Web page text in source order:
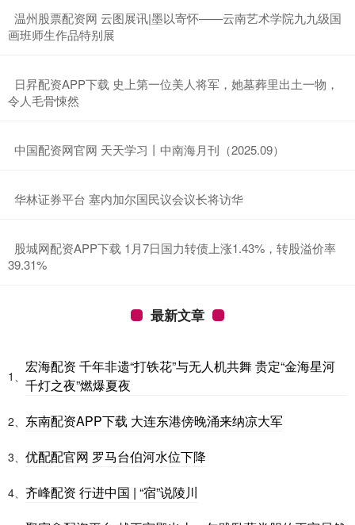
​温州股票配资网 云图展讯|墨以寄怀——云南艺术学院九九级国
画班师生作品特别展
​日昇配资APP下载 史上第一位美人将军，她墓葬里出土一物，
令人毛骨悚然
​中国配资网官网 天天学习丨中南海月刊（2025.09）
​华林证券平台 塞内加尔国民议会议长将访华
​股城网配资APP下载 1月7日国力转债上涨1.43%，转股溢价率
39.31%
最新文章
1、
宏海配资 千年非遗“打铁花”与无人机共舞 贵定“金海星河
千灯之夜”燃爆夏夜
2、 东南配资APP下载 大连东港傍晚涌来纳凉大军
3、 优配配官网 罗马台伯河水位下降
4、 齐峰配资 行进中国 | “宿”说陵川